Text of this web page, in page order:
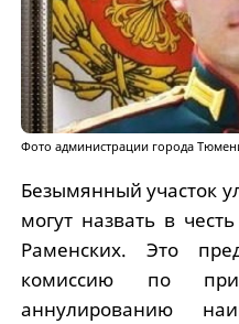
Фото администрации города
Безымянный участок
могут назвать в
Раменских. Это
комиссию по
аннулированию